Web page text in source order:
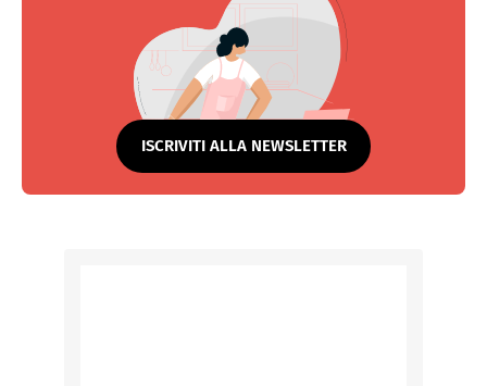
ISCRIVITI ALLA NEWSLETTER